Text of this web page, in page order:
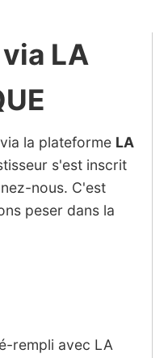
LA
via la plateforme LA
s'est inscrit
nous. C'est
peser dans la
rempli avec LA